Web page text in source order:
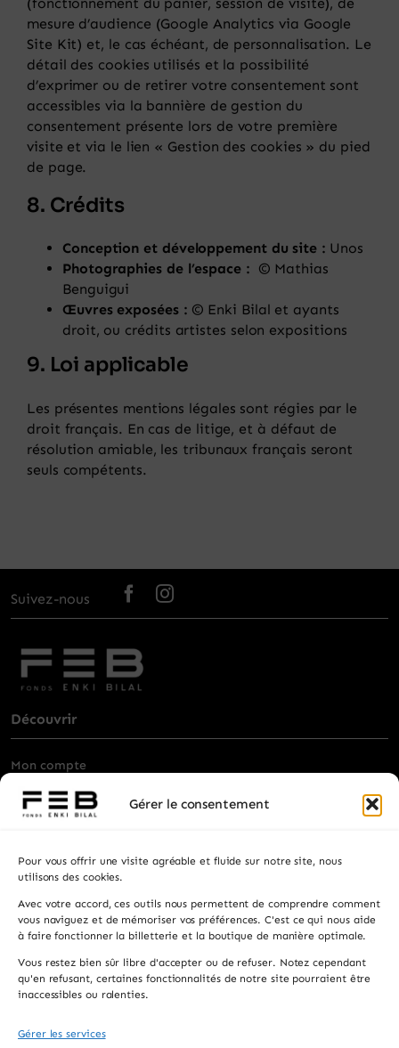
Gérer le consentement
Pour vous offrir une visite agréable et fluide sur notre site, nous
utilisons des cookies.
Avec votre accord, ces outils nous permettent de comprendre comment
vous naviguez et de mémoriser vos préférences. C'est ce qui nous aide
à faire fonctionner la billetterie et la boutique de manière optimale.
Vous restez bien sûr libre d'accepter ou de refuser. Notez cependant
qu'en refusant, certaines fonctionnalités de notre site pourraient être
inaccessibles ou ralenties.
Gérer les services
mesure d’audience (Google Analytics via Google
Site Kit) et, le cas échéant, de personnalisation. Le
détail des cookies utilisés et la possibilité
d’exprimer ou de retirer votre consentement sont
accessibles via la bannière de gestion du
consentement présente lors de votre première
visite et via le lien « Gestion des cookies » du pied
de page.
8. Crédits
Conception et développement du site : Unos
Photographies de l’espace : © Mathias
Benguigui
Œuvres exposées :© Enki Bilal et ayants
droit, ou crédits artistes selon expositions
9. Loi applicable
Les présentes mentions légales sont régies par le
droit français. En cas de litige, et à défaut de
résolution amiable, les tribunaux français seront
seuls compétents.
Suivez-nous
Découvrir
Mon compte
Billetterie
Privatisation
Contacts
Recevez les actualités, la programmation et les
informations pratiques.